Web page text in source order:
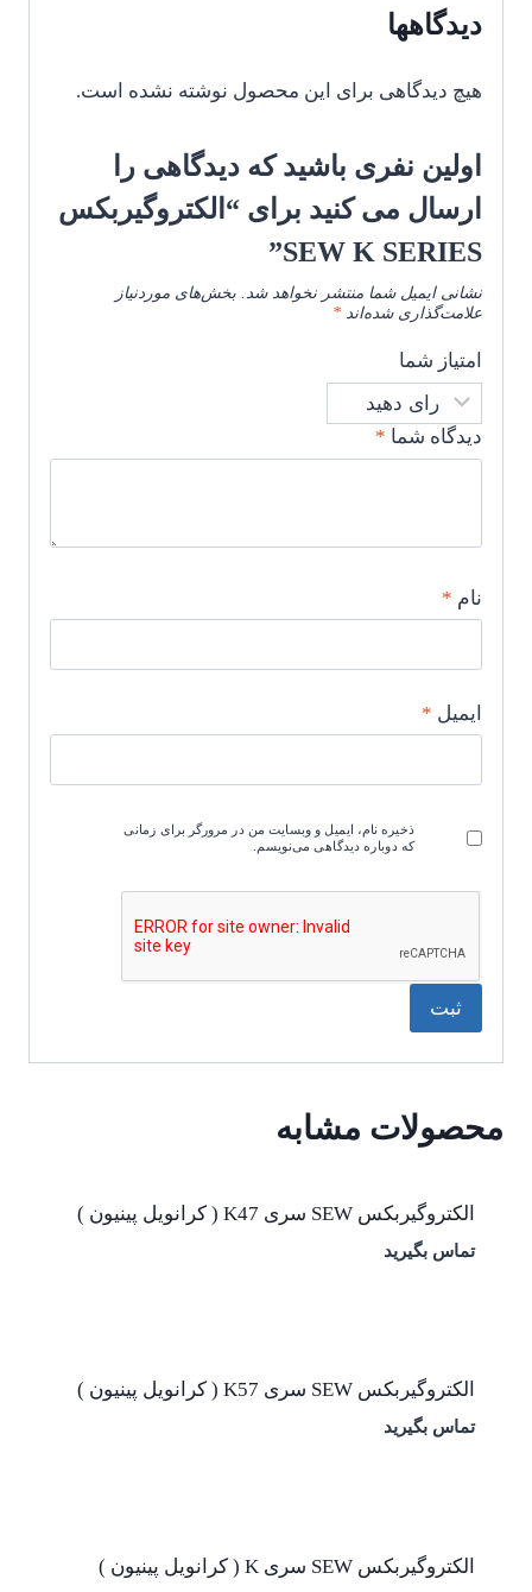
دیدگاهها
هیچ دیدگاهی برای این محصول نوشته نشده است.
اولین نفری باشید که دیدگاهی را
ارسال می کنید برای “الکتروگیربکس
SEW K SERIES”
نشانی ایمیل شما منتشر نخواهد شد. بخش‌های موردنیاز
علامت‌گذاری شده‌اند *
امتیاز شما
دیدگاه شما *
نام *
ایمیل *
ذخیره نام، ایمیل و وبسایت من در مرورگر برای زمانی
که دوباره دیدگاهی می‌نویسم.
محصولات مشابه
الکتروگیربکس SEW سری K47 ( کرانویل پینیون )
تماس بگیرید
الکتروگیربکس SEW سری K57 ( کرانویل پینیون )
تماس بگیرید
الکتروگیربکس SEW سری K ( کرانویل پینیون )